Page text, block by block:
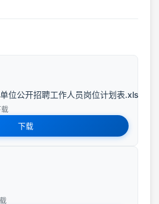
位公开招聘工作人员岗位计划表.xls
下载